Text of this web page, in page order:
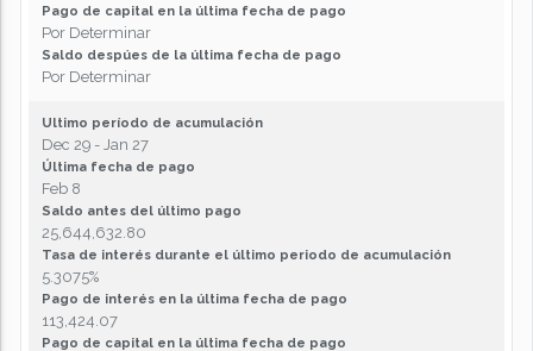
Pago de capital en la última fecha de pago
Por Determinar
Saldo despúes de la última fecha de pago
Por Determinar
Ultimo período de acumulación
Dec 29 - Jan 27
Última fecha de pago
Feb 8
Saldo antes del último pago
25,644,632.80
Tasa de interés durante el último periodo de acumulación
5.3075%
Pago de interés en la última fecha de pago
113,424.07
Pago de capital en la última fecha de pago